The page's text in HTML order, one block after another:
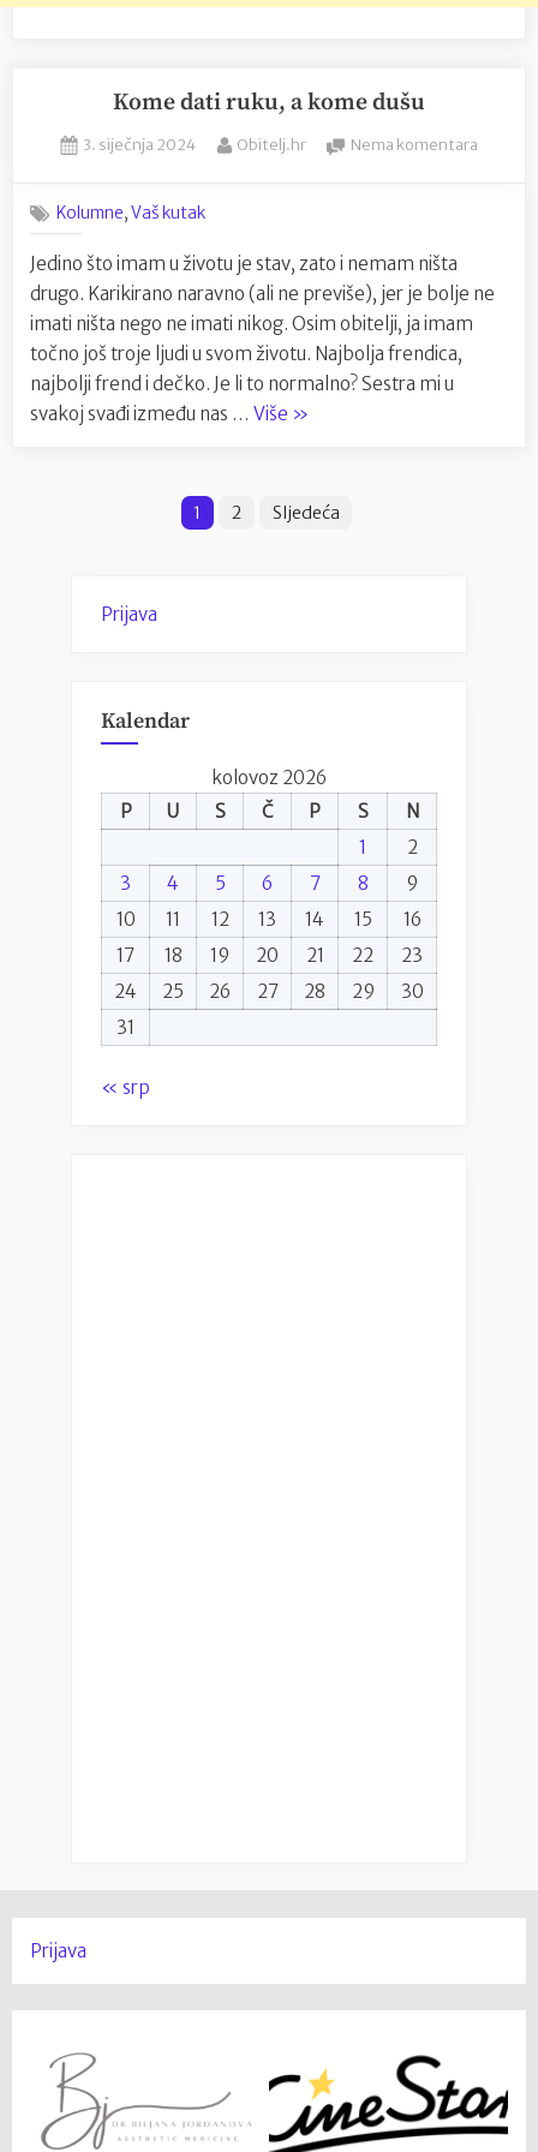
Kome dati ruku, a kome dušu
Posted
3. siječnja 2024 By
Obitelj.hr Nema komentara
dušu
Kolumne,Vaš kutak
Jedino što imam u životu je stav, zato i nemam ništa
drugo. Karikirano naravno (ali ne previše), jer je bolje ne
imati ništa nego ne imati nikog. Osim obitelji, ja imam
točno još troje ljudi u svom životu. Najbolja frendica,
najbolji frend i dečko. Je li to normalno? Sestra mi u
svakoj svađi između nas … Više “Kome
a
»
1 2 Sljedeća
Prijava
Kalendar
kolovoz 2026
P
U S Č P S
N
1
2
3
4 5 6 7 8
9
10
11 12 13 14 15
16
17
18 19 20 21 22
23
24
25 26 27 28 29
30
31
« srp
Prijava